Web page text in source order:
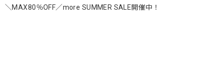
＼MAX80％OFF／more SUMMER SALE開催中！